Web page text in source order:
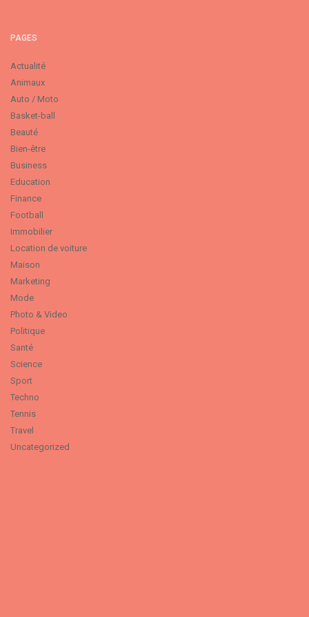
PAGES
Actualité
Animaux
Auto / Moto
Basket-ball
Beauté
Bien-être
Business
Education
Finance
Football
Immobilier
Location de voiture
Maison
Marketing
Mode
Photo & Video
Politique
Santé
Science
Sport
Techno
Tennis
Travel
Uncategorized